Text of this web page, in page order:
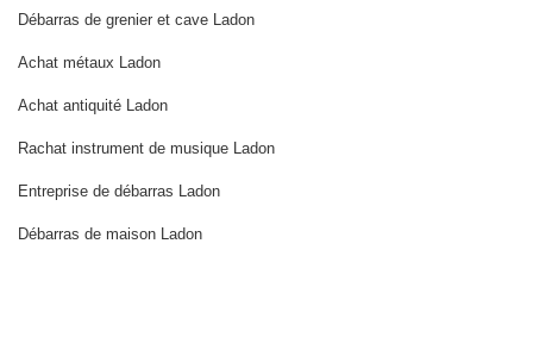
Débarras de grenier et cave Ladon
Achat métaux Ladon
Achat antiquité Ladon
Rachat instrument de musique Ladon
Entreprise de débarras Ladon
Débarras de maison Ladon